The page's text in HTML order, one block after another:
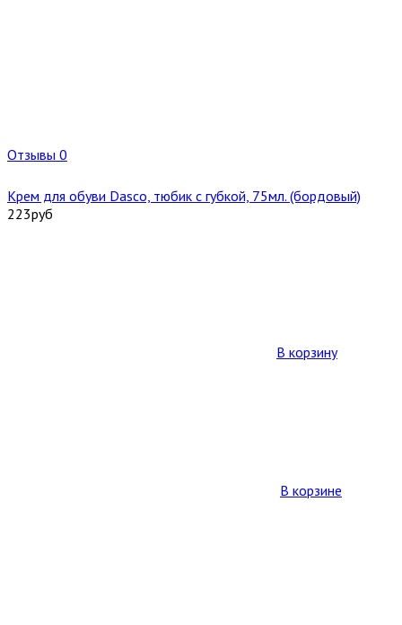
Отзывы 0
Крем для обуви Dasco, тюбик с губкой, 75мл. (бордовый)
223руб
В корзину
В корзине